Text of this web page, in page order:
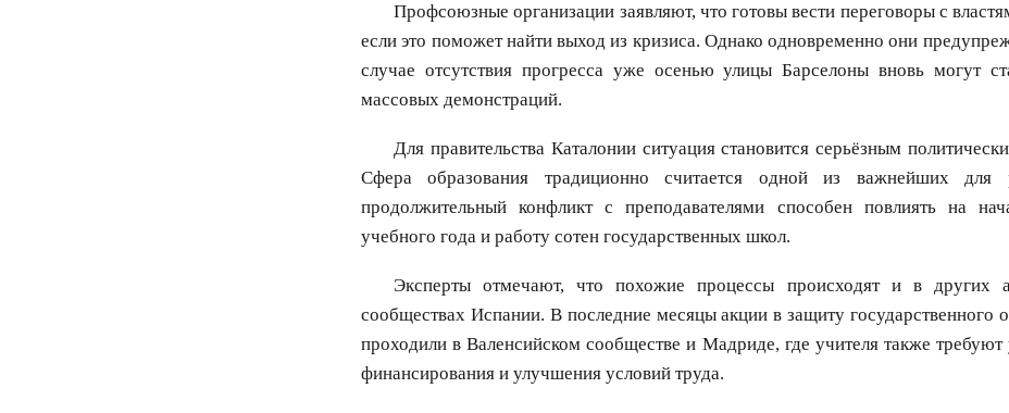
Профсоюзные организации заявляют, что готовы вести переговоры с
если это поможет найти выход из кризиса. Однако одновременно они
случае отсутствия прогресса уже осенью улицы Барселоны вновь могут
массовых демонстраций.
Для правительства Каталонии ситуация становится серьёзным
Сфера образования традиционно считается одной из важнейших для
продолжительный конфликт с преподавателями способен повлиять на
учебного года и работу сотен государственных школ.
Эксперты отмечают, что похожие процессы происходят и в других
сообществах Испании. В последние месяцы акции в защиту государственного
проходили в Валенсийском сообществе и Мадриде, где учителя также требуют
финансирования и улучшения условий труда.